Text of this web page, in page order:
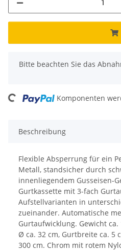
x
Bitte beachten Sie das
Komponenten
Beschreibung
Flexible Absperrung für ein
Metall, standsicher durch
innenliegendem Gusseisen-
Gurtkassette mit 3-fach
Aufstellvarianten in
zueinander. Automatische
Gurtaufwicklung. Gewicht ca.
Ø ca. 32 cm, Gurtbreite ca. 5
300 cm. Chrom mit rotem